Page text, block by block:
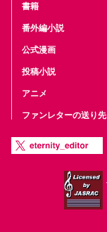
書籍
番外編小説
公式漫画
投稿小説
アニメ
ファンレターの送り先